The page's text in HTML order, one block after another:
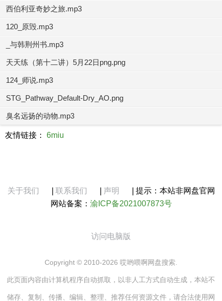
西伯利亚奇妙之旅.mp3
120_原毁.mp3
_与韩荆州书.mp3
天天练（第十二讲）5月22日png.png
124_师说.mp3
STG_Pathway_Default-Dry_AO.png
臭名远扬的动物.mp3
友情链接： 6miu
关于我们 联系我们 声明
提示：本站非网盘官网
网站备案： 渝ICP备2021007873号
访问电脑版
Copyright © 2010-2026 哎哟喂啊网盘搜索.
此页面内容由计算机程序自动抓取，以非人工方式自动生成，本站不
储存、复制、传播、编辑、整理、推荐任何资源文件，请合法使用网